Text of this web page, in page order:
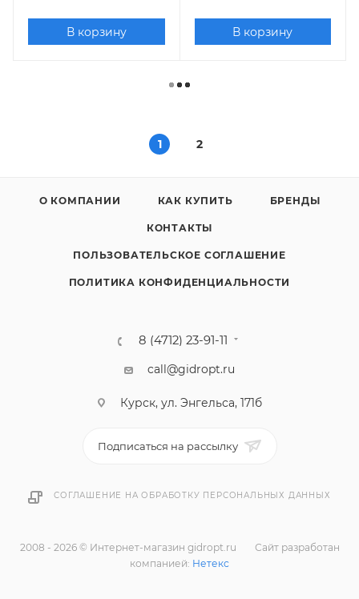
В корзину В корзину
1 2
О КОМПАНИИ КАК КУПИТЬ БРЕНДЫ
КОНТАКТЫ
ПОЛЬЗОВАТЕЛЬСКОЕ СОГЛАШЕНИЕ
ПОЛИТИКА КОНФИДЕНЦИАЛЬНОСТИ
8 (4712) 23-91-11
call@gidropt.ru
Курск, ул. Энгельса, 171б
Подписаться на рассылку
СОГЛАШЕНИЕ НА ОБРАБОТКУ ПЕРСОНАЛЬНЫХ ДАННЫХ
2008 - 2026 © Интернет-магазин gidropt.ru
Сайт разработан
компанией: Нетекс